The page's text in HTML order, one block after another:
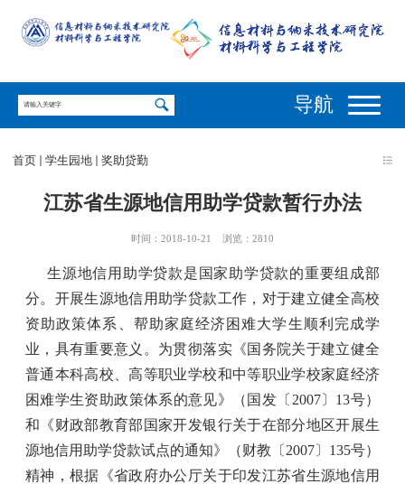
导航
首页 学生园地 奖助贷勤
江苏省生源地信用助学贷款暂行办法
时间：2018-10-21 浏览： 2810
生源地信用助学贷款是国家助学贷款的重要组成部
分。开展生源地信用助学贷款工作，对于建立健全高校
资助政策体系、帮助家庭经济困难大学生顺利完成学
业，具有重要意义。为贯彻落实《国务院关于建立健全
普通本科高校、高等职业学校和中等职业学校家庭经济
困难学生资助政策体系的意见》（国发〔2007〕13号）
和《财政部教育部国家开发银行关于在部分地区开展生
源地信用助学贷款试点的通知》（财教〔2007〕135号）
精神，根据《省政府办公厅关于印发江苏省生源地信用